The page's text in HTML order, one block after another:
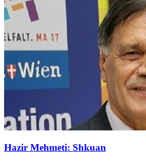
Hazir Mehmeti: Shkuan